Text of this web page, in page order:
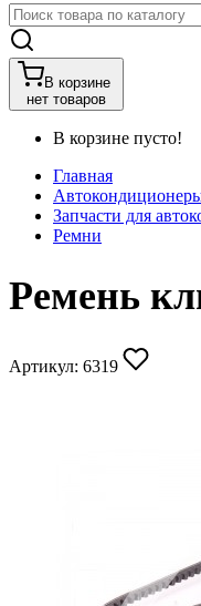
В корзине
нет товаров
В корзине пусто!
Главная
Запчасти для
Ремни
Ремень
Артикул: 6319